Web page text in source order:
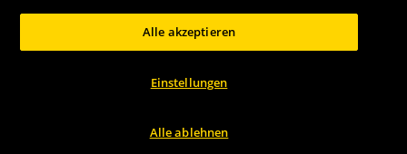
Copyright © 2024 Sportspar GmbH, Gustav-Adolf-Ring 7, 04838 Eilenburg DE -
*Alle Preise inkl. gesetzl. Mehrwertsteuer zzgl.
Mitgliedschaft
Einstellungen
Alle ablehnen
Alle akzeptieren